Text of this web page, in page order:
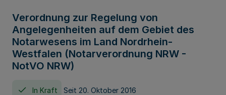
Verordnung zur Regelung von
Angelegenheiten auf dem Gebiet des
Notarwesens im Land Nordrhein-
Westfalen (Notarverordnung NRW -
NotVO NRW)
In Kraft Seit 20. Oktober 2016